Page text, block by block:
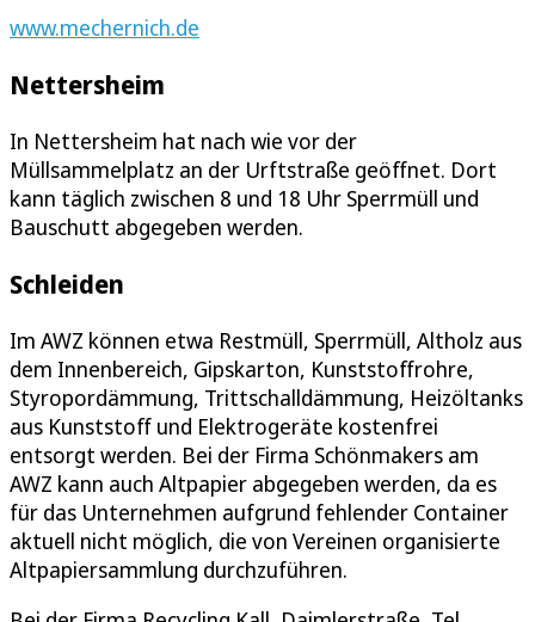
www.mechernich.de
Nettersheim
In Nettersheim hat nach wie vor der
Müllsammelplatz an der Urftstraße geöffnet. Dort
kann täglich zwischen 8 und 18 Uhr Sperrmüll und
Bauschutt abgegeben werden.
Schleiden
Im AWZ können etwa Restmüll, Sperrmüll, Altholz aus
dem Innenbereich, Gipskarton, Kunststoffrohre,
Styropordämmung, Trittschalldämmung, Heizöltanks
aus Kunststoff und Elektrogeräte kostenfrei
entsorgt werden. Bei der Firma Schönmakers am
AWZ kann auch Altpapier abgegeben werden, da es
für das Unternehmen aufgrund fehlender Container
aktuell nicht möglich, die von Vereinen organisierte
Altpapiersammlung durchzuführen.